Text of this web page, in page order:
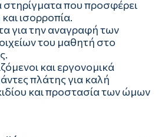
που προσφέρει
ισορροπία.
για την αναγραφή των
του μαθητή στο
και εργονομικά
πλάτης για καλή
και προστασία των ώμων